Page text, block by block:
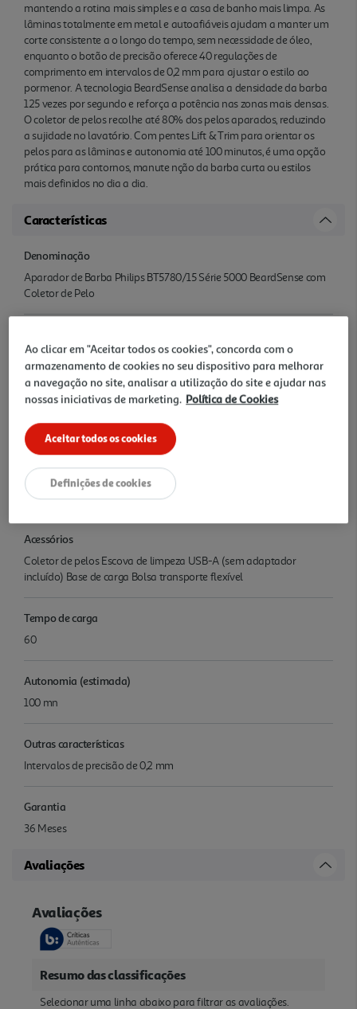
mantendo a rotina mais simples e a casa de banho mais limpa. As
lâminas totalmente em metal e autoafiáveis ajudam a manter um
corte consistente a o longo do tempo, sem necessidade de óleo,
enquanto o botão de precisão oferece 40 regulações de
comprimento em intervalos de 0,2 mm para ajustar o estilo ao
pormenor. A tecnologia BeardSense analisa a densidade da barba
125 vezes por segundo e reforça a potência nas zonas mais densas.
O coletor de pelos recolhe até 80% dos pelos aparados, reduzindo
a sujidade no lavatório. Com pentes Lift & Trim para orientar os
pelos para as lâminas e autonomia até 100 minutos, é uma opção
prática para contornos, manute nção da barba curta ou estilos
mais definidos no dia a dia.
Características
Denominação
Aparador de Barba Philips BT5780/15 Série 5000 BeardSense com
Coletor de Pelo
Philips Consumer Lifestyle B.V. Tussendiepen 4 Drachten 9206 AD
Netherlands www.philips.com/support
Consultar manual instruções
Tipo de Alimentação
Bateria, Corrente eletrica
Acessórios
Coletor de pelos Escova de limpeza USB-A (sem adaptador
incluído) Base de carga Bolsa transporte flexível
Tempo de carga
60
Autonomia (estimada)
100 mn
Outras características
Intervalos de precisão de 0,2 mm
Garantia
36 Meses
Avaliações
Ao clicar em "Aceitar todos os cookies", concorda com o
armazenamento de cookies no seu dispositivo para melhorar
a navegação no site, analisar a utilização do site e ajudar nas
nossas iniciativas de marketing. Política de Cookies
Aceitar todos os cookies
Definições de cookies